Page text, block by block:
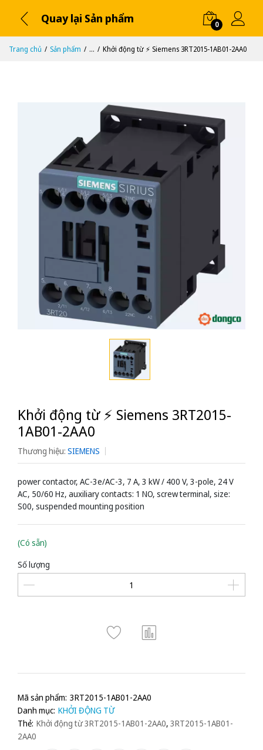
Quay lại Sản phẩm 0
Trang chủ Sản phẩm ... Khởi động từ ⚡️ Siemens 3RT2015-1AB01-2AA0
Khởi động từ ⚡️ Siemens 3RT2015-
1AB01-2AA0
Thương hiệu: SIEMENS
power contactor, AC-3e/AC-3, 7 A, 3 kW / 400 V, 3-pole, 24 V
AC, 50/60 Hz, auxiliary contacts: 1 NO, screw terminal, size:
S00, suspended mounting position
(Có sẵn)
Số lượng
Mã sản phẩm: 3RT2015-1AB01-2AA0
Danh mục: KHỞI ĐỘNG TỪ
Thẻ: Khởi động từ 3RT2015-1AB01-2AA0, 3RT2015-1AB01-
2AA0